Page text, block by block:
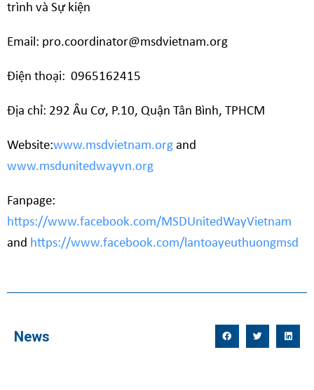
trình và Sự kiện
Email: pro.coordinator@msdvietnam.org
Điện thoại: 0965162415
Địa chỉ: 292 Âu Cơ, P.10, Quận Tân Bình, TPHCM
Website:www.msdvietnam.org and
www.msdunitedwayvn.org
Fanpage:
https://www.facebook.com/MSDUnitedWayVietnam
and https://www.facebook.com/lantoayeuthuongmsd
News